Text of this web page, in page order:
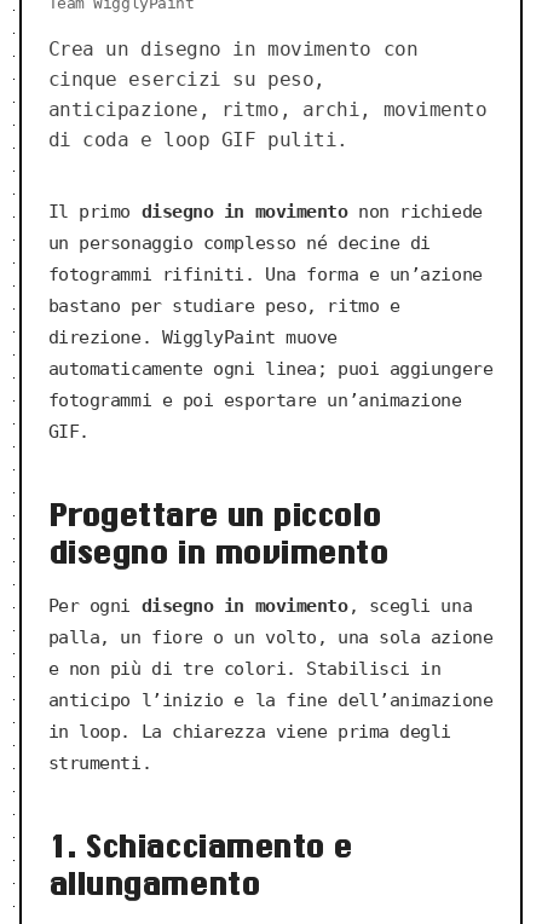
Crea un disegno in movimento con
cinque esercizi su peso,
anticipazione, ritmo, archi, movimento
di coda e loop GIF puliti.
Il primo disegno in movimentonon richiede
un personaggio complesso né decine di
fotogrammi rifiniti. Una forma e un’azione
bastano per studiare peso, ritmo e
direzione. WigglyPaint muove
automaticamente ogni linea; puoi aggiungere
fotogrammi e poi esportare un’animazione
GIF.
Progettare un piccolo
disegno in movimento
Per ogni disegno in movimento, scegli una
palla, un fiore o un volto, una sola azione
e non più di tre colori. Stabilisci in
anticipo l’inizio e la fine dell’animazione
in loop. La chiarezza viene prima degli
strumenti.
1. Schiacciamento e
allungamento